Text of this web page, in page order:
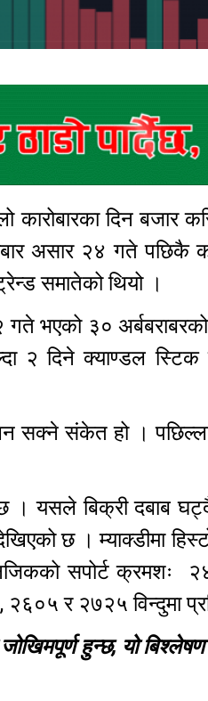
कारोबारका दिन
असार २४ गते
समातेको थियो ।
भएको ३०
२ दिने क्याण्डल
सक्ने संकेत हो ।
। यसले बिक्री दबाब
छ । म्याक्डीमा
नजिकको सपोर्ट
र २७२५ विन्दुमा
हुन्छ, यो